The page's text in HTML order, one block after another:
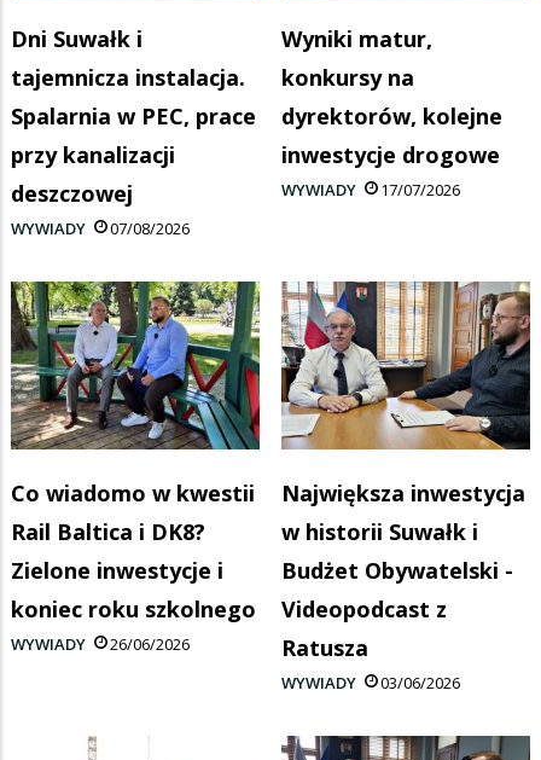
Dni Suwałk i
tajemnicza instalacja.
Spalarnia w PEC, prace
przy kanalizacji
deszczowej
WYWIADY 07/08/2026
Wyniki matur,
konkursy na
dyrektorów, kolejne
inwestycje drogowe
WYWIADY 17/07/2026
Co wiadomo w kwestii
Rail Baltica i DK8?
Zielone inwestycje i
koniec roku szkolnego
WYWIADY 26/06/2026
Największa inwestycja
w historii Suwałk i
Budżet Obywatelski -
Videopodcast z
Ratusza
WYWIADY 03/06/2026